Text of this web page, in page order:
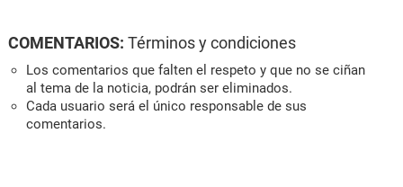
COMENTARIOS: Términos y condiciones
Los comentarios que falten el respeto y que no se ciñan
al tema de la noticia, podrán ser eliminados.
Cada usuario será el único responsable de sus
comentarios.